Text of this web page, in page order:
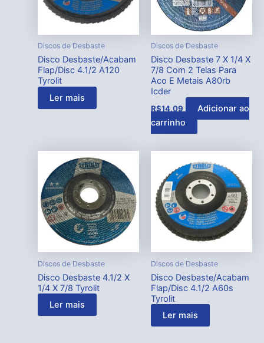
Discos de Desbaste
Disco Desbaste/Acabam
Flap/Disc 4.1/2 A120
Tyrolit
Ler mais
Discos de Desbaste
Disco Desbaste 7 X 1/4 X
7/8 Com 2 Telas Para
Aco E Metais A80rb
Icder
R$14,09
Adicionar ao
carrinho
Discos de Desbaste
Disco Desbaste 4.1/2 X
1/4 X 7/8 Tyrolit
Ler mais
Discos de Desbaste
Disco Desbaste/Acabam
Flap/Disc 4.1/2 A60s
Tyrolit
Ler mais